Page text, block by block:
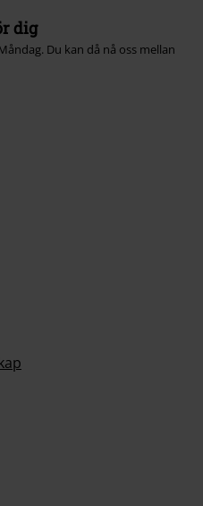
dig
Du kan då nå oss mellan